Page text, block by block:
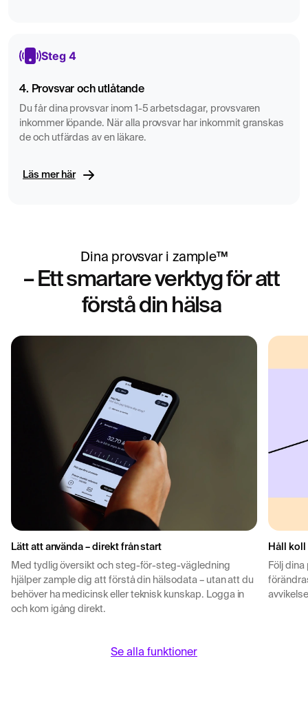
Steg 4
4. Provsvar och utlåtande
Du får dina provsvar inom 1-5 arbetsdagar, provsvaren
inkommer löpande. När alla provsvar har inkommit granskas
de och utfärdas av en läkare.
Läs mer här
Dina provsvar i zample™
– Ett smartare verktyg för att
förstå din hälsa
Lätt att använda – direkt från start
Med tydlig översikt och steg-för-steg-vägledning
hjälper zample dig att förstå din hälsodata – utan att du
behöver ha medicinsk eller teknisk kunskap. Logga in
och kom igång direkt.
Håll koll
Följ
Se alla funktioner